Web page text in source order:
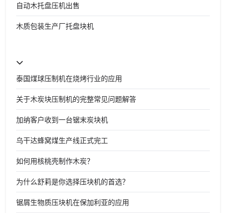
自动木托盘压机出售
木质包装生产厂托盘块机
泰国煤球压制机在烧烤行业的应用
关于木炭块压制机的完整常见问题解答
加纳客户收到一台锯末炭块机
乌干达蜂窝煤生产线正式完工
如何用核桃壳制作木炭？
为什么舒莉是你选择压块机的首选？
锯屑生物质压块机在保加利亚的应用